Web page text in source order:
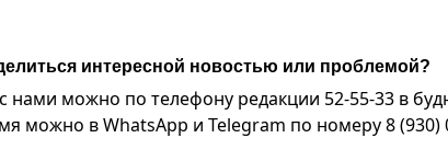
интересной новостью или проблемой?
нами можно по телефону редакции 52-55-33 в
можно в WhatsApp и Telegram по номеру 8 (930)